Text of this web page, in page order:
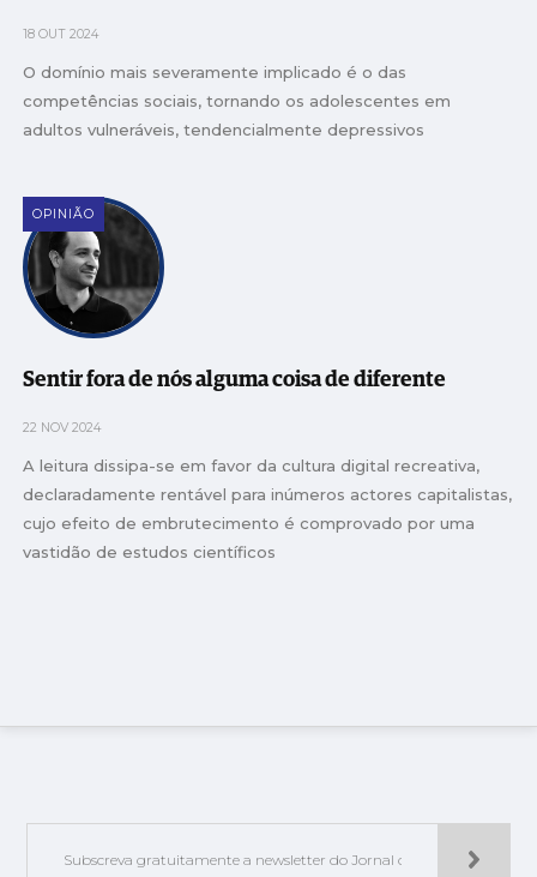
18 OUT 2024
O domínio mais severamente implicado é o das
competências sociais, tornando os adolescentes em
adultos vulneráveis, tendencialmente depressivos
OPINIÃO
Sentir fora de nós alguma coisa de diferente
22 NOV 2024
A leitura dissipa-se em favor da cultura digital recreativa,
declaradamente rentável para inúmeros actores capitalistas,
cujo efeito de embrutecimento é comprovado por uma
vastidão de estudos científicos